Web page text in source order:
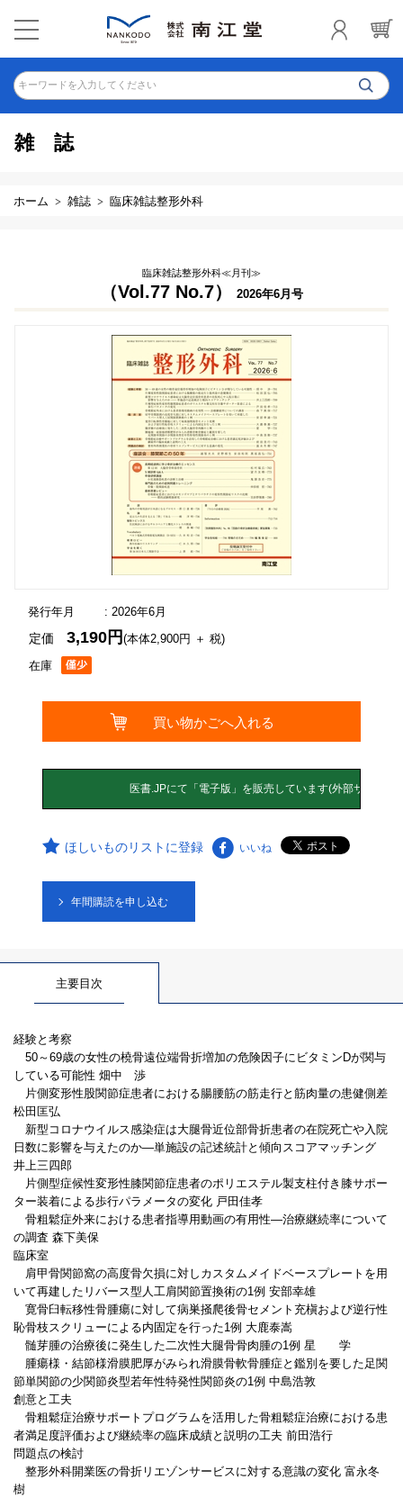
キーワードを入力してください
雑誌
ホーム 雑誌 臨床雑誌整形外科
臨床雑誌整形外科≪月刊≫
（Vol.77 No.7） 2026年6月号
発行年月 : 2026年6月
在庫
定価3,190円(本体2,900円 ＋ 税)
ほしいものリストに登録 いいね
年間購読を申し込む
主要目次
経験と考察
50～69歳の女性の橈骨遠位端骨折増加の危険因子にビタミンDが関与
している可能性 畑中 渉
片側変形性股関節症患者における腸腰筋の筋走行と筋肉量の患健側差
松田匡弘
新型コロナウイルス感染症は大腿骨近位部骨折患者の在院死亡や入院
日数に影響を与えたのか―単施設の記述統計と傾向スコアマッチング
井上三四郎
片側型症候性変形性膝関節症患者のポリエステル製支柱付き膝サポー
ター装着による歩行パラメータの変化 戸田佳孝
骨粗鬆症外来における患者指導用動画の有用性―治療継続率について
の調査 森下美保
臨床室
肩甲骨関節窩の高度骨欠損に対しカスタムメイドベースプレートを用
いて再建したリバース型人工肩関節置換術の1例 安部幸雄
寛骨臼転移性骨腫瘍に対して病巣掻爬後骨セメント充槇および逆行性
恥骨枝スクリューによる内固定を行った1例 大鹿泰嵩
髄芽腫の治療後に発生した二次性大腿骨骨肉腫の1例 星 学
腫瘍様・結節様滑膜肥厚がみられ滑膜骨軟骨腫症と鑑別を要した足関
節単関節の少関節炎型若年性特発性関節炎の1例 中島浩敦
創意と工夫
骨粗鬆症治療サポートプログラムを活用した骨粗鬆症治療における患
者満足度評価および継続率の臨床成績と説明の工夫 前田浩行
問題点の検討
整形外科開業医の骨折リエゾンサービスに対する意識の変化 富永冬
樹